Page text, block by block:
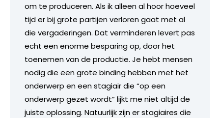
om te produceren. Als ik alleen al hoor hoeveel
tijd er bij grote partijen verloren gaat met al
die vergaderingen. Dat verminderen levert pas
echt een enorme besparing op, door het
toenemen van de productie. Je hebt mensen
nodig die een grote binding hebben met het
onderwerp en een stagiair die “op een
onderwerp gezet wordt” lijkt me niet altijd de
juiste oplossing. Natuurlijk zijn er stagiaires die